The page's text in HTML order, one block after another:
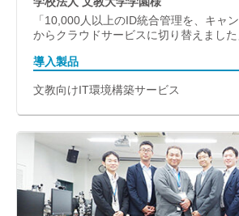
「10,000人以上のID統合管理を、キャ
からクラウドサービスに切り替えました
導入製品
文教向けIT環境構築サービス